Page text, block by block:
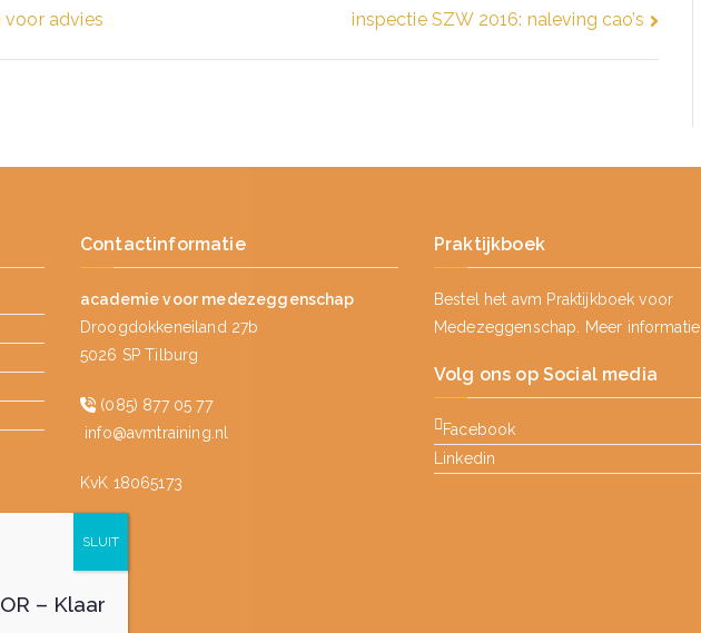
voor advies inspectie SZW 2016: naleving cao’s
Contactinformatie
academie voor medezeggenschap
Droogdokkeneiland 27b
5026 SP Tilburg
(085) 877 05 77
info@avmtraining.nl
KvK 18065173
Praktijkboek
Bestel het avm Praktijkboek voor
Medezeggenschap.
Meer informatie…
Volg ons op Social media
Facebook
Linkedin
– Klaar